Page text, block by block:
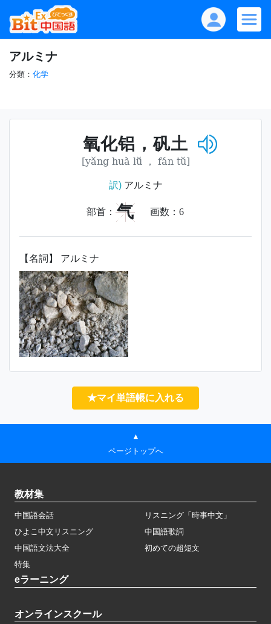
アルミナ
分類： 化学
氧化铝，矾土
[yǎng huà lǚ ， fán tǔ]
訳)アルミナ
部首： 气 画数： 6
【名詞】 アルミナ
★マイ単語帳に入れる
▲
ページトップへ
教材集
中国語会話
リスニング「時事中文」
ひよこ中文リスニング
中国語歌詞
中国語文法大全
初めての超短文
特集
eラーニング
オンラインスクール